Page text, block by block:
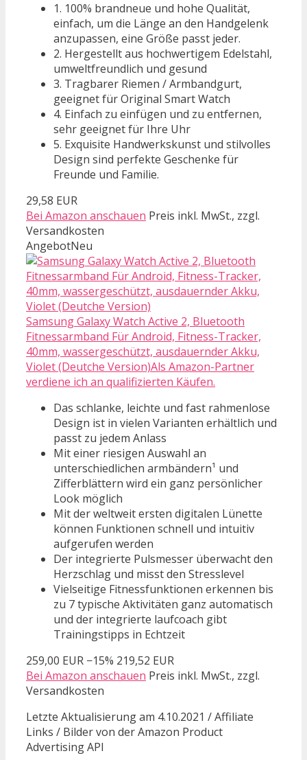
1. 100% brandneue und hohe Qualität,
einfach, um die Länge an den Handgelenk
anzupassen, eine Größe passt jeder.
2. Hergestellt aus hochwertigem Edelstahl,
umweltfreundlich und gesund
3. Tragbarer Riemen / Armbandgurt,
geeignet für Original Smart Watch
4. Einfach zu einfügen und zu entfernen,
sehr geeignet für Ihre Uhr
5. Exquisite Handwerkskunst und stilvolles
Design sind perfekte Geschenke für
Freunde und Familie.
29,58 EUR
Bei Amazon anschauen Preis inkl. MwSt., zzgl.
Versandkosten
AngebotNeu
Samsung Galaxy Watch Active 2, Bluetooth
Fitnessarmband Für Android, Fitness-Tracker,
40mm, wassergeschützt, ausdauernder Akku,
Violet (Deutche Version)Als Amazon-Partner
verdiene ich an qualifizierten Käufen.
Das schlanke, leichte und fast rahmenlose
Design ist in vielen Varianten erhältlich und
passt zu jedem Anlass
Mit einer riesigen Auswahl an
unterschiedlichen armbändern¹ und
Zifferblättern wird ein ganz persönlicher
Look möglich
Mit der weltweit ersten digitalen Lünette
können Funktionen schnell und intuitiv
aufgerufen werden
Der integrierte Pulsmesser überwacht den
Herzschlag und misst den Stresslevel
Vielseitige Fitnessfunktionen erkennen bis
zu 7 typische Aktivitäten ganz automatisch
und der integrierte laufcoach gibt
Trainingstipps in Echtzeit
259,00 EUR −15% 219,52 EUR
Bei Amazon anschauen Preis inkl. MwSt., zzgl.
Versandkosten
Letzte Aktualisierung am 4.10.2021 / Affiliate
Links / Bilder von der Amazon Product
Advertising API